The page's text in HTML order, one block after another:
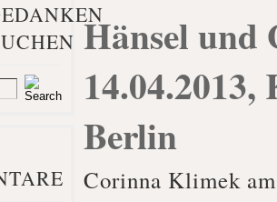
Hänsel und
14.04.2013,
Berlin
Corinna Klimek